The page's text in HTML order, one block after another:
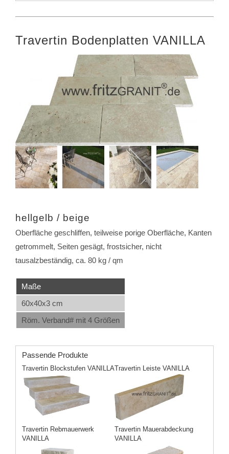
Travertin Bodenplatten VANILLA
hellgelb / beige
Oberfläche geschliffen, teilweise porige Oberfläche, Kanten
getrommelt, Seiten gesägt, frostsicher, nicht
tausalzbeständig, ca. 80 kg / qm
Maße
60x40x3 cm
Röm. Verband# mit 4 Größen
Passende Produkte
Travertin Blockstufen VANILLATravertin Leiste VANILLA
Travertin Rebmauerwerk
VANILLA
Travertin Mauerabdeckung
VANILLA